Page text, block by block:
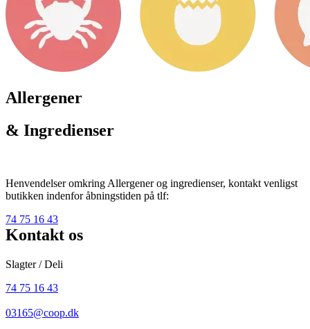
Allergener
& Ingredienser
Henvendelser omkring Allergener og ingredienser, kontakt venligst
butikken indenfor åbningstiden på tlf:
74 75 16 43
Kontakt os
Slagter / Deli
74 75 16 43
03165@coop.dk